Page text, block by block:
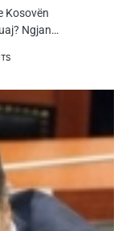
Kosovën
Ngjan…